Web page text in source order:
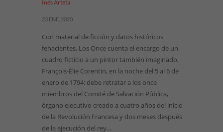
Inés Arteta
23 ENE, 2020
Con material de ficción y datos históricos
fehacientes, Los Once cuenta el encargo de un
cuadro ficticio a un pintor también imaginado,
François-Élie Corentin, en la noche del 5 al 6 de
enero de 1794: debe retratar a los once
miembros del Comité de Salvación Pública,
órgano ejecutivo creado a cuatro años del inicio
de la Revolución Francesa y dos meses después
de la ejecución del rey....